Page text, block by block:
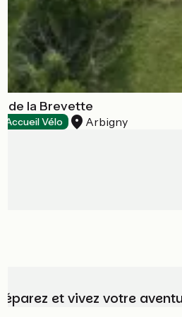
de la Brevette
Accueil Vélo Arbigny
et vivez votre